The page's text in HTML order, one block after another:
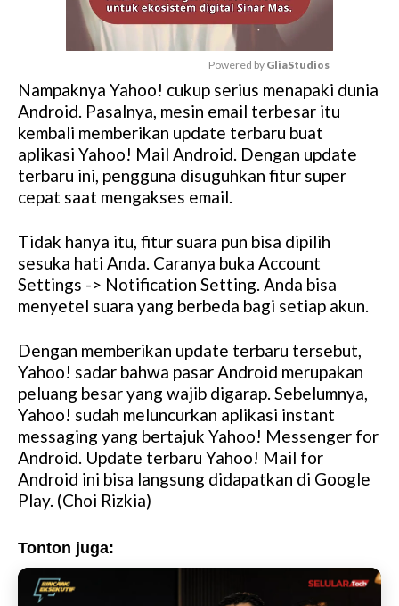
M
u
t
e
Powered by GliaStudios
Nampaknya Yahoo! cukup serius menapaki dunia
Android. Pasalnya, mesin email terbesar itu
kembali memberikan update terbaru buat
aplikasi Yahoo! Mail Android. Dengan update
terbaru ini, pengguna disuguhkan fitur super
cepat saat mengakses email.
Tidak hanya itu, fitur suara pun bisa dipilih
sesuka hati Anda. Caranya buka Account
Settings -> Notification Setting. Anda bisa
menyetel suara yang berbeda bagi setiap akun.
Dengan memberikan update terbaru tersebut,
Yahoo! sadar bahwa pasar Android merupakan
peluang besar yang wajib digarap. Sebelumnya,
Yahoo! sudah meluncurkan aplikasi instant
messaging yang bertajuk Yahoo! Messenger for
Android. Update terbaru Yahoo! Mail for
Android ini bisa langsung didapatkan di Google
Play. (Choi Rizkia)
Tonton juga: